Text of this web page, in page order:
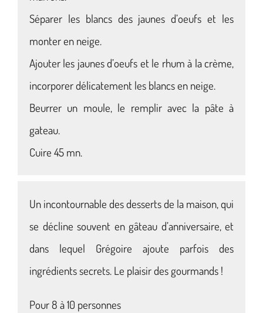
Séparer les blancs des jaunes d’oeufs et les
monter en neige.
Ajouter les jaunes d’oeufs et le rhum à la crème,
incorporer délicatement les blancs en neige.
Beurrer un moule, le remplir avec la pâte à
gateau.
Cuire 45 mn.
Un incontournable des desserts de la maison, qui
se décline souvent en gâteau d’anniversaire, et
dans lequel Grégoire ajoute parfois des
ingrédients secrets. Le plaisir des gourmands !
Pour 8 à 10 personnes